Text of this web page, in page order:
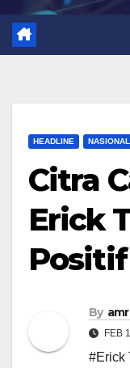
HEADLINE NASIONAL
Citra
Erick
By
FEB
#Erick